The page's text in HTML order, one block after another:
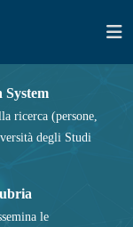
ricerca (persone,
degli Studi
le